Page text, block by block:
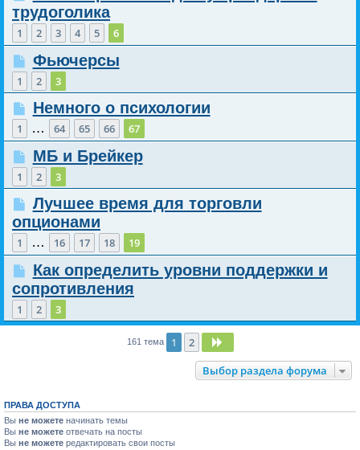
трудоголика
1 2 3 4 5 6
Фьючерсы
1 2 3
Немного о психологии
1 … 64 65 66 67
МБ и Брейкер
1 2 3
Лучшее время для торговли
опционами
1 … 16 17 18 19
Как определить уровни поддержки и
сопротивления
1 2 3
161 тема 1 2
Выбор раздела форума
ПРАВА ДОСТУПА
Вы не можете начинать темы
Вы не можете отвечать на посты
Вы не можете редактировать свои посты